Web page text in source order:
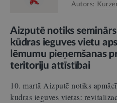
Autors:
Aizputē notiks
kūdras ieguves vietu
lēmumu pieņemšanas
teritoriju attīstībai
10. martā Aizputē notiks
kūdras ieguves vietas: